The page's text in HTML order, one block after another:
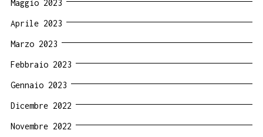
Maggio 2023
Aprile 2023
Marzo 2023
Febbraio 2023
Gennaio 2023
Dicembre 2022
Novembre 2022